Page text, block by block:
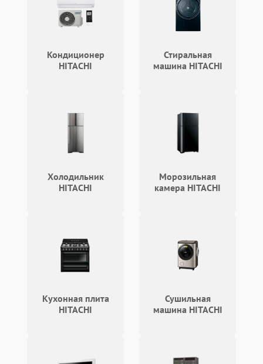
Кондиционер
HITACHI
Стиральная
машина HITACHI
Холодильник
HITACHI
Морозильная
камера HITACHI
Кухонная плита
HITACHI
Сушильная
машина HITACHI